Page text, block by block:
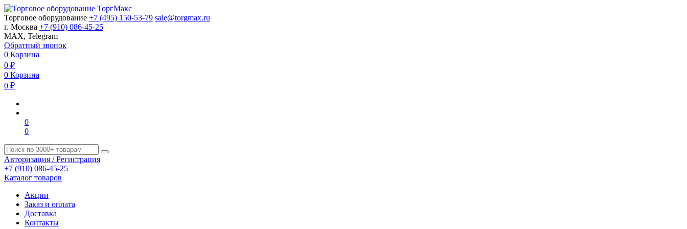
Торговое оборудование +7 (495) 150-53-79 sale@torgmax.ru
г. Москва +7 (910) 086-45-25
MAX, Telegram
Обратный звонок
0 Корзина
0 ₽
0 Корзина
0 ₽
0
0
Авторизация / Регистрация
+7 (910) 086-45-25
Каталог товаров
Акции
Заказ и оплата
Доставка
Контакты